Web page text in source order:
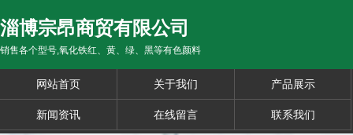
淄博宗昂商贸有限公司
销售各个型号,氧化铁红、黄、绿、黑等有色颜料
网站首页 关于我们 产品展示
新闻资讯 在线留言 联系我们